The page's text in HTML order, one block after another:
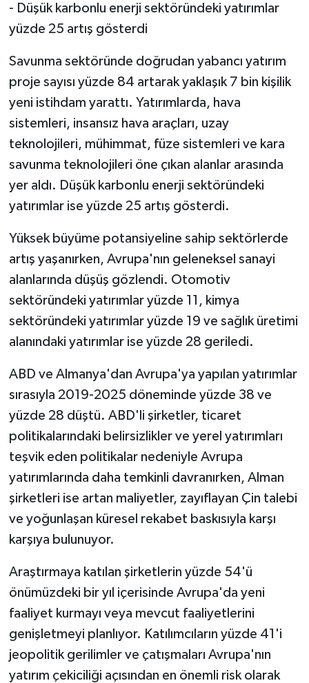
- Düşük karbonlu enerji sektöründeki yatırımlar
yüzde 25 artış gösterdi
Savunma sektöründe doğrudan yabancı yatırım
proje sayısı yüzde 84 artarak yaklaşık 7 bin kişilik
yeni istihdam yarattı. Yatırımlarda, hava
sistemleri, insansız hava araçları, uzay
teknolojileri, mühimmat, füze sistemleri ve kara
savunma teknolojileri öne çıkan alanlar arasında
yer aldı. Düşük karbonlu enerji sektöründeki
yatırımlar ise yüzde 25 artış gösterdi.
Yüksek büyüme potansiyeline sahip sektörlerde
artış yaşanırken, Avrupa'nın geleneksel sanayi
alanlarında düşüş gözlendi. Otomotiv
sektöründeki yatırımlar yüzde 11, kimya
sektöründeki yatırımlar yüzde 19 ve sağlık üretimi
alanındaki yatırımlar ise yüzde 28 geriledi.
ABD ve Almanya'dan Avrupa'ya yapılan yatırımlar
sırasıyla 2019-2025 döneminde yüzde 38 ve
yüzde 28 düştü. ABD'li şirketler, ticaret
politikalarındaki belirsizlikler ve yerel yatırımları
teşvik eden politikalar nedeniyle Avrupa
yatırımlarında daha temkinli davranırken, Alman
şirketleri ise artan maliyetler, zayıflayan Çin talebi
ve yoğunlaşan küresel rekabet baskısıyla karşı
karşıya bulunuyor.
Araştırmaya katılan şirketlerin yüzde 54'ü
önümüzdeki bir yıl içerisinde Avrupa'da yeni
faaliyet kurmayı veya mevcut faaliyetlerini
genişletmeyi planlıyor. Katılımcıların yüzde 41'i
jeopolitik gerilimler ve çatışmaları Avrupa'nın
yatırım çekiciliği açısından en önemli risk olarak